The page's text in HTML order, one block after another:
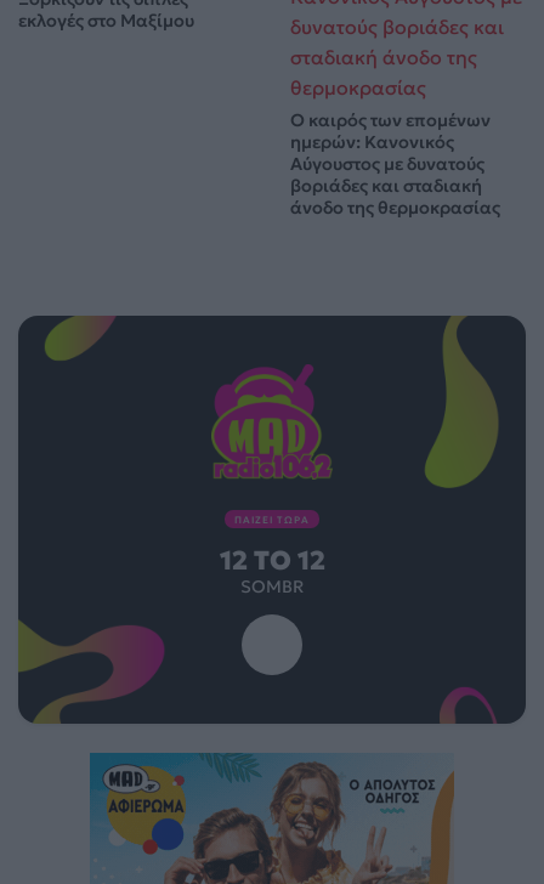
εκλογές στο Μαξίμου
Ο καιρός των επομένων
ημερών: Κανονικός
Αύγουστος με δυνατούς
βοριάδες και σταδιακή
άνοδο της θερμοκρασίας
ΠΑΙΖΕΙ ΤΩΡΑ
12 TO 12
SOMBR